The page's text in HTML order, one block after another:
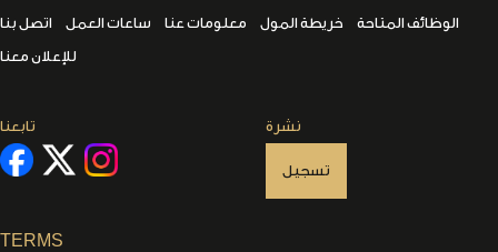
اتصل بنا ساعات العمل معلومات عنا خريطة المول
الوظائف المتاحة
للإعلان معنا
تابعنا نشرة
تسجيل
TERMS